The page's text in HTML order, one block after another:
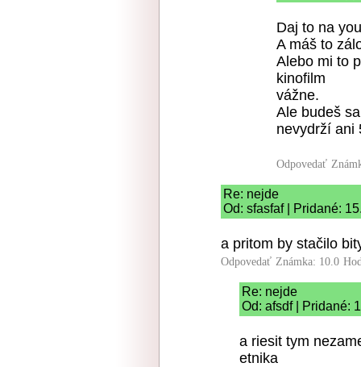
Daj to na
A máš to
Alebo mi to
kinofilm
vážne.
Ale budeš
nevydrží ani
Odpovedať
Re: nejde
Od: sfasfaf | Pridané:
a pritom by stačilo
Odpovedať Známka: 10.0
Re: nejde
Od: afsdf | Pridané:
a riesit tym
etnika